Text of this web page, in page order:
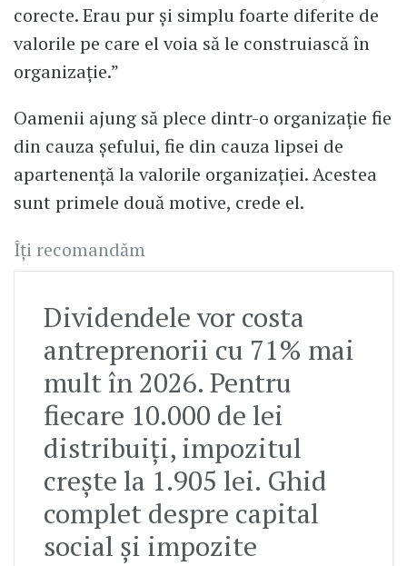
corecte. Erau pur și simplu foarte diferite de
valorile pe care el voia să le construiască în
organizație.”
Oamenii ajung să plece dintr-o organizație fie
din cauza șefului, fie din cauza lipsei de
apartenență la valorile organizației. Acestea
sunt primele două motive, crede el.
Îți recomandăm
Dividendele vor costa
antreprenorii cu 71% mai
mult în 2026. Pentru
fiecare 10.000 de lei
distribuiți, impozitul
crește la 1.905 lei. Ghid
complet despre capital
social și impozite